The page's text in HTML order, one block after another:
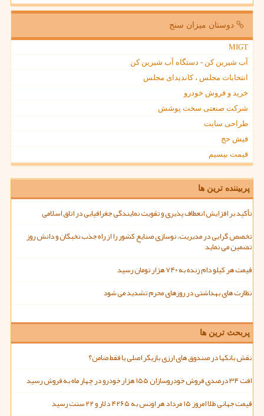
دوستان میزان سنج
MIGT
آب شیرین کن - دستگاه آب شیرین کن
انتخابات مجلس ، کاندیدای مجلس
خرید و فروش خودرو
شرکت صنعتی سخت پوشش
طراحی سایت
فیش حج
قیمت بیسیم
پربیننده ترین ها
تأکید بر افزایش انعطاف پذیری و تقویت نمایندگی جغرافیایی در اتاق اسلامی
تخصص گرایی در مدیریت، نوسازی صنایع کشور را از راه جذب نخبگان و دانش روز
تضمین می نماید
قیمت هر کیلو دام زنده به ۷۴۰ هزار تومان رسید
نظارت های بهداشتی در روزهای محرم تشدید می شود
پربحث ترین ها
نقش بانکها در صندوق های ارزی بازیگر اصلی یا فقط ضامن؟
افت ۳۴ درصدی فروش خودروسازان ۱۵۵ هزار خودرو در چهار ماه به فروش رسید
قیمت جهانی طلا امروز ۱۵ مرداد هر اونس به ۴۲۶۵ دلار و ۲۲ سنت رسید